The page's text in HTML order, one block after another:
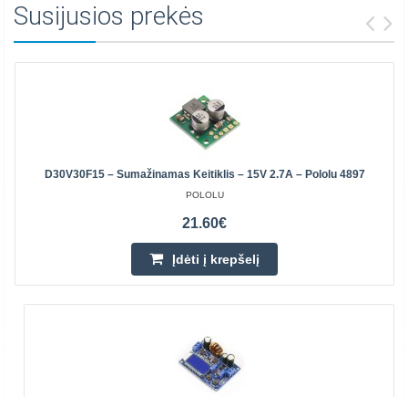
Susijusios prekės
D30V30F15 – Sumažinamas Keitiklis – 15V 2.7A – Pololu 4897
POLOLU
21.60€
Įdėti į krepšelį